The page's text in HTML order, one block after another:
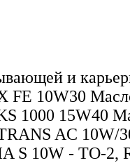
и
FE 10W30
1000 15W40
AC 10W/
S 10W - TO-